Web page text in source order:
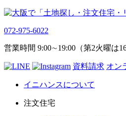
072-975-6022
営業時間 9:00∼19:00（第2火曜は
資料請求 オン
イニハンスについて
注文住宅